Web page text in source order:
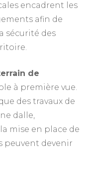
encadrent les
afin de
sécurité des
de
à première vue.
des travaux de
dalle,
mise en place de
peuvent devenir